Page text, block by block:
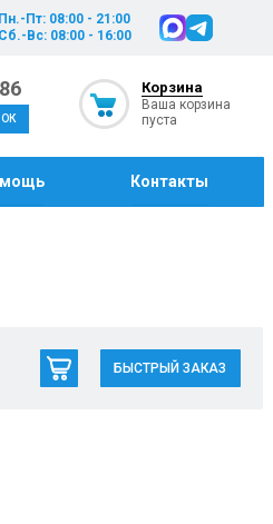
Пн.-Пт: 08:00 - 21:00
Сб.-Вс: 08:00 - 16:00
Корзина
Ваша корзина
пуста
Контакты
БЫСТРЫЙ ЗАКАЗ